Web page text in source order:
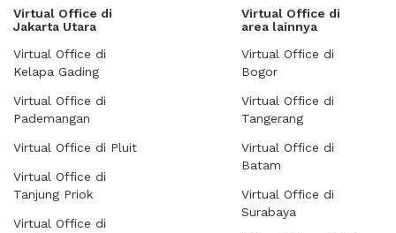
Virtual Office di
Jakarta Utara
Virtual Office di
Kelapa Gading
Virtual Office di
Pademangan
Virtual Office di Pluit
Virtual Office di
Tanjung Priok
Virtual Office di
Virtual Office di
area lainnya
Virtual Office di
Bogor
Virtual Office di
Tangerang
Virtual Office di
Batam
Virtual Office di
Surabaya